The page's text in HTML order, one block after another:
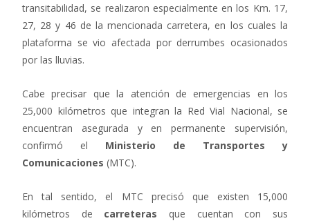
transitabilidad, se realizaron especialmente en los Km. 17,
27, 28 y 46 de la mencionada carretera, en los cuales la
plataforma se vio afectada por derrumbes ocasionados
por las lluvias.
Cabe precisar que la atención de emergencias en los
25,000 kilómetros que integran la Red Vial Nacional, se
encuentran asegurada y en permanente supervisión,
confirmó el Ministerio de Transportes y
Comunicaciones (MTC).
En tal sentido, el MTC precisó que existen 15,000
kilómetros de carreteras que cuentan con sus